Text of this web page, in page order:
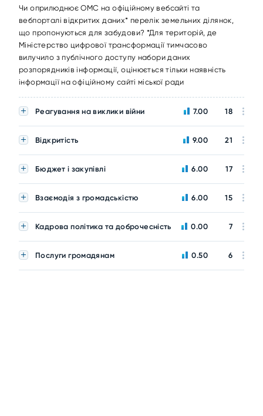
Чи оприлюднює ОМС на офіційному вебсайті та
вебпорталі відкритих даних* перелік земельних ділянок,
що пропонуються для забудови? *Для територій, де
Міністерство цифрової трансформації тимчасово
вилучило з публічного доступу набори даних
розпорядників інформації, оцінюється тільки наявність
інформації на офіційному сайті міської ради
Реагування на виклики війни 7.00 18
Відкритість 9.00 21
Бюджет і закупівлі 6.00 17
Взаємодія з громадськістю 6.00 15
Кадрова політика та доброчесність 0.00 7
Послуги громадянам 0.50 6